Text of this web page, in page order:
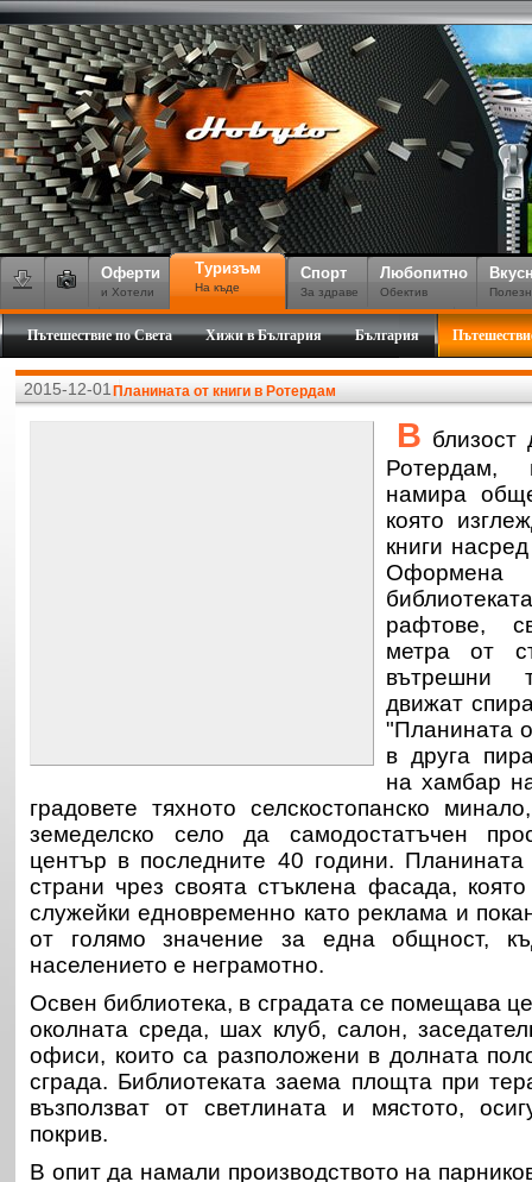
Оферти
и Хотели
Туризъм
На къде
Спорт
За здраве
Любопитно
Обектив
Пътешествие по Света Хижи в България България
2015-12-01 Планината от книги в Ротердам
В близост
намира
която
книги
Оформена
рафтове,
метра от
вътрешни
движат
"Планината
в друга
на хамбар
градовете тяхното селскостопанско
земеделско село да самодостатъчен
център в последните 40 години.
страни чрез своята стъклена фасада,
служейки едновременно като реклама и
от голямо значение за една общност,
населението е неграмотно.
Освен библиотека, в сградата се помещава
околната среда, шах клуб, салон,
офиси, които са разположени в долната
сграда. Библиотеката заема площта при
възползват от светлината и мястото,
покрив.
В опит да намали производството на